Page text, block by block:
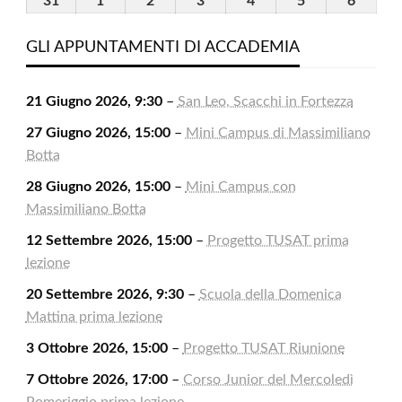
2026
2026
2026
2026
2026
GLI APPUNTAMENTI DI ACCADEMIA
21 Giugno 2026, 9:30– San Leo, Scacchi in Fortezza
27 Giugno 2026, 15:00– Mini Campus di Massimiliano
Botta
28 Giugno 2026, 15:00– Mini Campus con
Massimiliano Botta
12 Settembre 2026, 15:00– Progetto TUSAT prima
lezione
20 Settembre 2026, 9:30– Scuola della Domenica
Mattina prima lezione
3 Ottobre 2026, 15:00– Progetto TUSAT Riunione
7 Ottobre 2026, 17:00– Corso Junior del Mercoledì